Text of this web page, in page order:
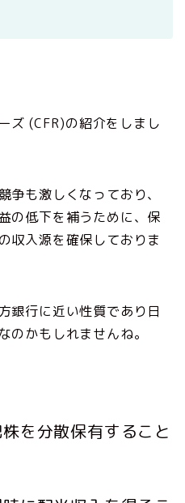
ズ (CFR)の紹介をしまし
争も激しくなっており、
の低下を補うために、保
収入源を確保しておりま
銀行に近い性質であり日
のかもしれませんね。
を分散保有すること